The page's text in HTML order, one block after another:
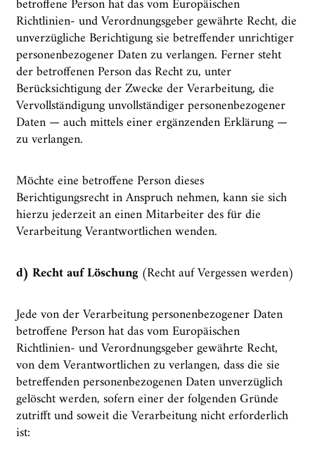
betroffene Person hat das vom Europäischen
Richtlinien- und Verordnungsgeber gewährte Recht, die
unverzügliche Berichtigung sie betreffender unrichtiger
personenbezogener Daten zu verlangen. Ferner steht
der betroffenen Person das Recht zu, unter
Berücksichtigung der Zwecke der Verarbeitung, die
Vervollständigung unvollständiger personenbezogener
Daten — auch mittels einer ergänzenden Erklärung —
zu verlangen.
Möchte eine betroffene Person dieses
Berichtigungsrecht in Anspruch nehmen, kann sie sich
hierzu jederzeit an einen Mitarbeiter des für die
Verarbeitung Verantwortlichen wenden.
d) Recht auf Löschung(Recht auf Vergessen werden)
Jede von der Verarbeitung personenbezogener Daten
betroffene Person hat das vom Europäischen
Richtlinien- und Verordnungsgeber gewährte Recht,
von dem Verantwortlichen zu verlangen, dass die sie
betreffenden personenbezogenen Daten unverzüglich
gelöscht werden, sofern einer der folgenden Gründe
zutrifft und soweit die Verarbeitung nicht erforderlich
ist: